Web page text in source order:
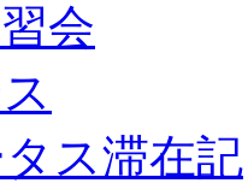
会
ス滞在記